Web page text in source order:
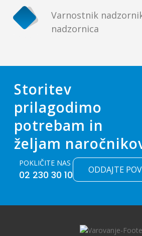
Varnostnik
nadzornica
Storitev
prilagodimo
potrebam in
željam
POKLIČITE NAS
02 230 30 10 ODDAJTE